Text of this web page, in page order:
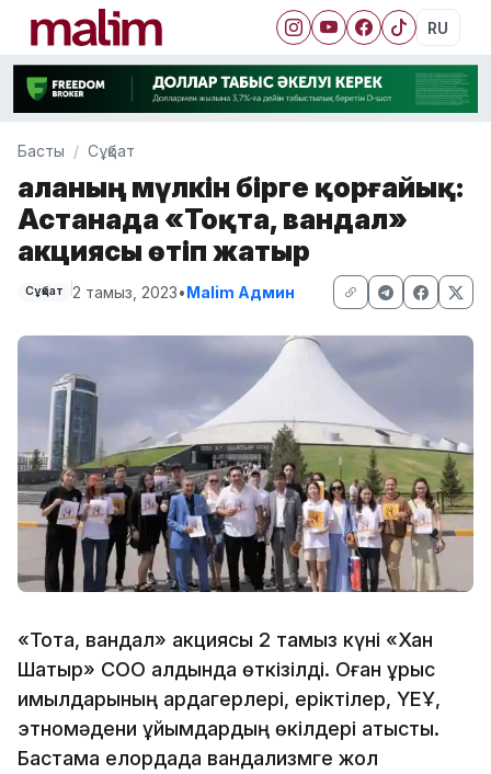
RU
Басты Сұқбат
Қаланың мүлкін бірге қорғайық:
Астанада «Тоқта, вандал»
акциясы өтіп жатыр
Сұқбат 2 тамыз, 2023•Malim Админ
«Тоқта, вандал» акциясы 2 тамыз күні «Хан
Шатыр» СОО алдында өткізілді. Оған ұрыс
қимылдарының ардагерлері, еріктілер, ҮЕҰ,
этномәдени ұйымдардың өкілдері қатысты.
Бастама елордада вандализмге жол